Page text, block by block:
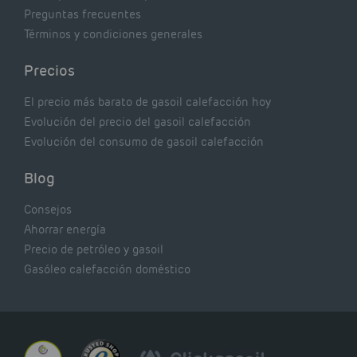
Preguntas frecuentes
Términos y condiciones generales
Precios
El precio más barato de gasoil calefacción hoy
Evolución del precio del gasoil calefacción
Evolución del consumo de gasoil calefacción
Blog
Consejos
Ahorrar energía
Precio de petróleo y gasoil
Gasóleo calefacción doméstico